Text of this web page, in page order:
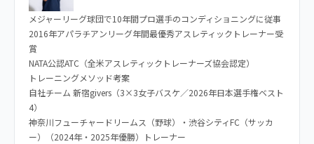
メジャーリーグ球団で10年間プロ選手のコンディショニングに従事
2016年アパラチアンリーグ年間最優秀アスレティックトレーナー受
賞
NATA公認ATC（全米アスレティックトレーナーズ協会認定）
トレーニングメソッド考案
自社チーム 新宿givers（3×3女子バスケ／2026年日本選手権ベスト
4）
神奈川フューチャードリームス（野球）・渋谷シティFC（サッカ
ー）（2024年・2025年優勝）トレーナー